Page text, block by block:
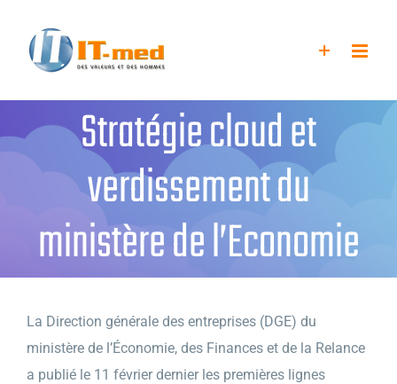
contenu
Stratégie cloud et
verdissement du
ministère de l’Economie
La Direction générale des entreprises (DGE) du
ministère de l’Économie, des Finances et de la Relance
a publié le 11 février dernier les premières lignes